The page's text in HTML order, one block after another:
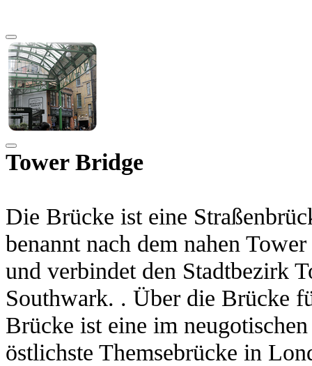
Tower Bridge
Die Brücke ist eine
benannt nach dem nahen
und verbindet den Stadtbezirk
Southwark. . Über die Brücke
Brücke ist eine im
östlichste Themsebrücke in